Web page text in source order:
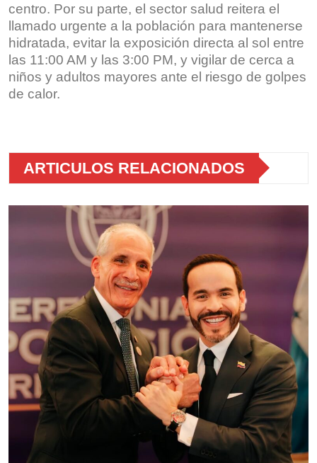
centro. Por su parte, el sector salud reitera el
llamado urgente a la población para mantenerse
hidratada, evitar la exposición directa al sol entre
las 11:00 AM y las 3:00 PM, y vigilar de cerca a
niños y adultos mayores ante el riesgo de golpes
de calor.
ARTICULOS RELACIONADOS